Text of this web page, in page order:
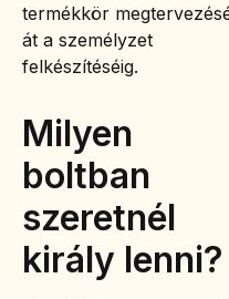
termékkör
át a személyzet
felkészítéséig.
Milyen
boltban
szeretnél
király lenni?